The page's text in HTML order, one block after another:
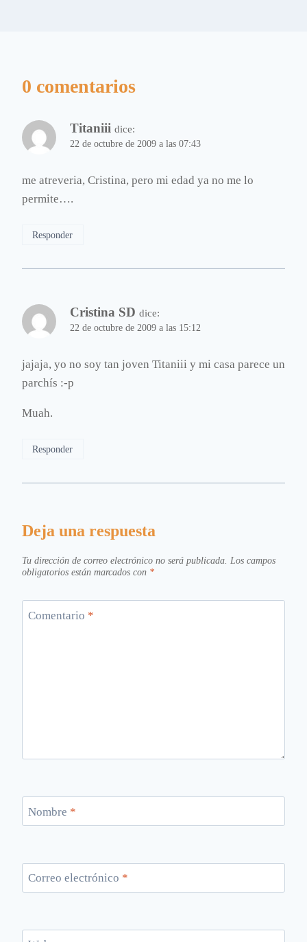
0 comentarios
Titaniii dice:
22 de octubre de 2009 a las 07:43
me atreveria, Cristina, pero mi edad ya no me lo
permite….
Responder
Cristina SD dice:
22 de octubre de 2009 a las 15:12
jajaja, yo no soy tan joven Titaniii y mi casa parece un
parchís :-p
Muah.
Responder
Deja una respuesta
Tu dirección de correo electrónico no será publicada. Los campos
obligatorios están marcados con *
Comentario *
Nombre *
Correo electrónico *